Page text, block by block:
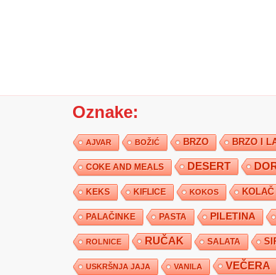
Oznake:
AJVAR BOŽIĆ BRZO BRZO I
COKE AND MEALS DESERT
KEKS KIFLICE KOKOS KOLAČ
PALAČINKE PASTA PILETINA
ROLNICE RUČAK SALATA
USKRŠNJA JAJA VANILA VEČERA